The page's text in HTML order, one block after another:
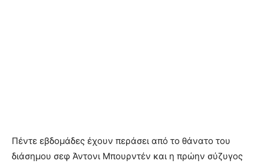
Πέντε εβδομάδες έχουν περάσει από το θάνατο του
διάσημου σεφ Άντονι Μπουρντέν και η πρώην σύζυγος